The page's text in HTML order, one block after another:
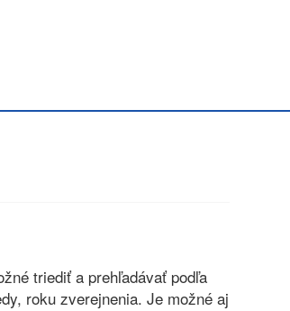
triediť a prehľadávať podľa
roku zverejnenia. Je možné aj